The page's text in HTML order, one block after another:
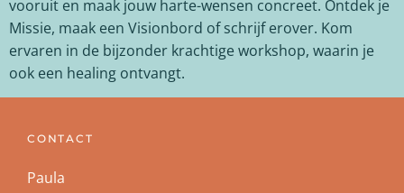
vooruit en maak jouw harte-wensen concreet. Ontdek je
Missie, maak een Visionbord of schrijf erover. Kom
ervaren in de bijzonder krachtige workshop, waarin je
ook een healing ontvangt.
CONTACT
Paula